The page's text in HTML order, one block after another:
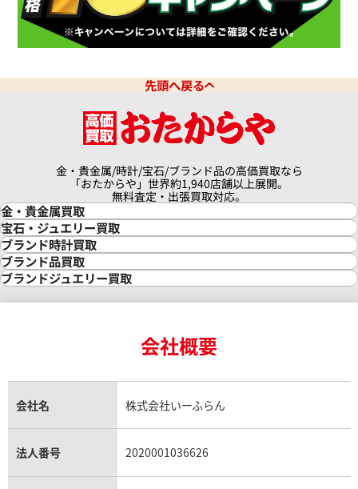
先頭へ戻る
金・貴金属/時計/宝石/ブランド品の高価買取なら
「おたからや」世界約1,940店舗以上展開。
無料査定・出張買取対応。
金・貴金属買取
金買取
金の相場価格情報
金の参考買取価格一覧
インゴット買取
インゴットの相場価格情報
24金買取
金貨買取
貴金属買取
銀・シルバー買取
パラジウム買取
宝石・ジュエリー買取
宝石・ジュエリー買取
ダイヤモンド買取
ダイヤモンド・宝石の参考価格一覧
リング・結婚指輪買取
エメラルド買取
トパーズ買取
タンザナイト買取
キャッツアイ買取
ブランド時計買取
時計買取
ロレックス買取
ロレックス デイトナ買取
ロレックス サブマリーナー買取
ロレックス エクスプローラー買取
ロレックス デイトジャスト買取
パテック フィリップノーチラス買取
ヴァシュロン・コンスタンタン買取
ブランド品買取
ブランド買取
シャネル マトラッセ買取
セリーヌ買取
ブランドジュエリー買取
ヴァンクリーフ＆アーペル買取
ショーメ買取
ダミアーニ買取
会社概要
会社名 株式会社いーふらん
法人番号 2020001036626